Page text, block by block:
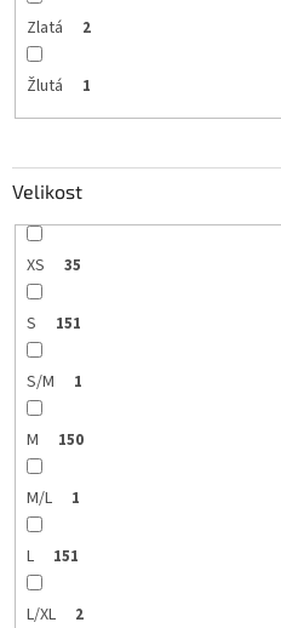
Zlatá 2
Žlutá 1
Velikost
XS 35
S 151
S/M 1
M 150
M/L 1
L 151
L/XL 2